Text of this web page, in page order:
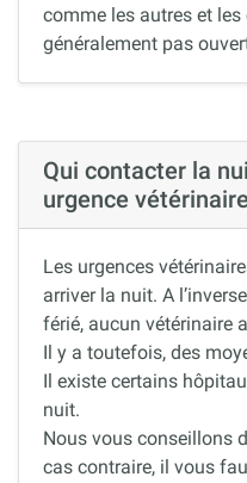
comme les autres et
généralement pas
Qui contacter la
urgence
Les urgences
arriver la nuit. A
férié, aucun vétérinaire
Il y a toutefois, des
Il existe certains
nuit.
Nous vous conseillons
cas contraire, il vous